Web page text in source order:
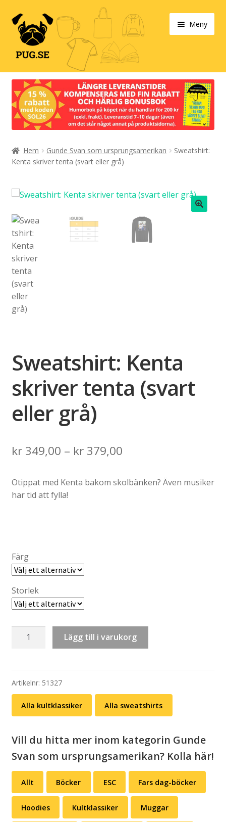
Hoppa
till
navigering
Hoppa
till
innehåll
Meny
Varukorg
Våra produkter
Designa själv!
Böcker
Hem Gunde Svan som ursprungsamerikan
Sweatshirt:
Kenta skriver tenta (svart eller grå)
Sweatshirt: Kenta
skriver tenta (svart
eller grå)
kr349,00 – kr379,00Price
kr 349,00
Otippat med Kenta bakom skolbänken? Även musiker
har tid att fylla!
Färg
Storlek
Sweatshirt:
(svart
eller
grå)
mängd
Lägg till i varukorg
Artikelnr: 51327
Alla kultklassiker Alla sweatshirts
Vill du hitta mer inom kategorin Gunde
Svan som ursprungsamerikan? Kolla här!
Allt Böcker ESC Fars dag-böcker
Hoodies Kultklassiker Muggar